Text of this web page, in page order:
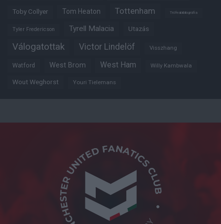
Toby Collyer Tom Heaton Tottenham Trófeabibliográfia
Tyler Fredericson Tyrell Malacia Utazás
Válogatottak Victor Lindelöf Visszhang
Watford West Brom West Ham Willy Kambwala
Wout Weghorst Youri Tielemans